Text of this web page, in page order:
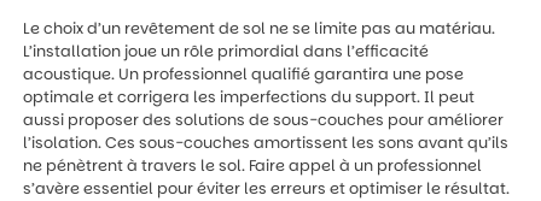
Le choix d’un revêtement de sol ne se limite pas au matériau.
L’installation joue un rôle primordial dans l’efficacité
acoustique. Un professionnel qualifié garantira une pose
optimale et corrigera les imperfections du support. Il peut
aussi proposer des solutions de sous-couches pour améliorer
l’isolation. Ces sous-couches amortissent les sons avant qu’ils
ne pénètrent à travers le sol. Faire appel à un professionnel
s’avère essentiel pour éviter les erreurs et optimiser le résultat.